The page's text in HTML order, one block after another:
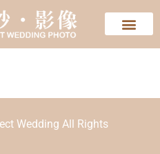
Wedding All Rights